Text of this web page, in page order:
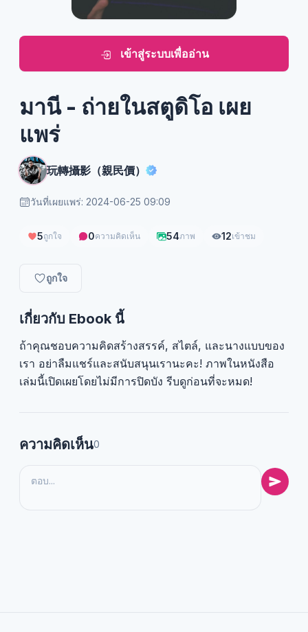
เข้าสู่ระบบเพื่ออ่าน
มานี - ถ่ายในสตูดิโอ เผย
แพร่
玩轉攝影（親民價）
วันที่เผยแพร่: 2024-06-25 09:09
5ถูกใจ 0ความคิดเห็น 54ภาพ 12เข้าชม
ถูกใจ
เกี่ยวกับ Ebook นี้
ถ้าคุณชอบความคิดสร้างสรรค์, สไตล์, และนางแบบของ
เรา อย่าลืมแชร์และสนับสนุนเรานะคะ! ภาพในหนังสือ
เล่มนี้เปิดเผยโดยไม่มีการปิดบัง รีบดูก่อนที่จะหมด!
ความคิดเห็น0